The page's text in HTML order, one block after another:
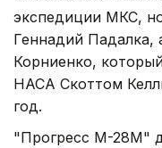
экспедиции МКС,
Геннадий Падалка,
Корниенко,
НАСА Скоттом
год.
"Прогресс М-28М"